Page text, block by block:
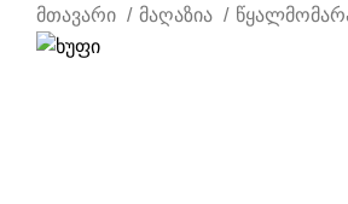
მთავარი მაღაზია